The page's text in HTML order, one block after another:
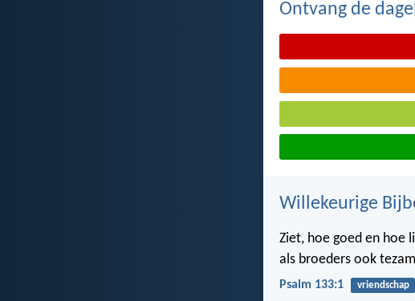
Ontvang de
Willekeurige
Ziet, hoe goed en hoe
als broeders ook
Psalm 133:1 vriendschap